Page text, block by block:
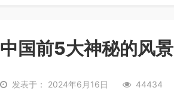
中国前5大神秘的风景
发表于： 2024年6月16日 44434